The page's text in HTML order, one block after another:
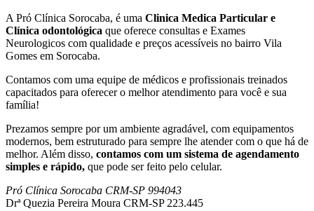
A Pró Clínica Sorocaba, é uma Clinica Medica Particular e
Clínica odontológica que oferece consultas e Exames
Neurologicos com qualidade e preços acessíveis no bairro Vila
Gomes em Sorocaba.
Contamos com uma equipe de médicos e profissionais treinados
capacitados para oferecer o melhor atendimento para você e sua
família!
Prezamos sempre por um ambiente agradável, com equipamentos
modernos, bem estruturado para sempre lhe atender com o que há de
melhor. Além disso, contamos com um sistema de agendamento
simples e rápido, que pode ser feito pelo celular.
Pró Clínica Sorocaba CRM-SP 994043
Drª Quezia Pereira Moura CRM-SP 223.445